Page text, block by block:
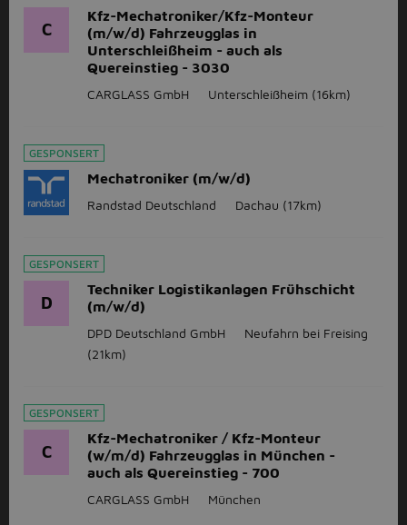
C
Kfz-Mechatroniker/Kfz-Monteur
(m/w/d) Fahrzeugglas in
Unterschleißheim - auch als
Quereinstieg - 3030
CARGLASS GmbH Unterschleißheim (16km)
GESPONSERT
Mechatroniker (m/w/d)
Randstad Deutschland Dachau (17km)
GESPONSERT
D
Techniker Logistikanlagen Frühschicht
(m/w/d)
DPD Deutschland GmbH
Neufahrn bei Freising
(21km)
GESPONSERT
C
Kfz-Mechatroniker / Kfz-Monteur
(w/m/d) Fahrzeugglas in München -
auch als Quereinstieg - 700
CARGLASS GmbH München